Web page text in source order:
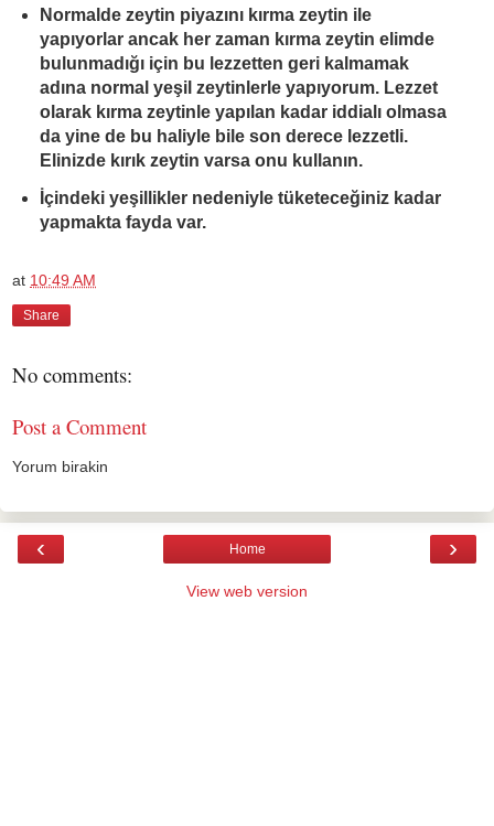
Normalde zeytin piyazını kırma zeytin ile
yapıyorlar ancak her zaman kırma zeytin elimde
bulunmadığı için bu lezzetten geri kalmamak
adına normal yeşil zeytinlerle yapıyorum. Lezzet
olarak kırma zeytinle yapılan kadar iddialı olmasa
da yine de bu haliyle bile son derece lezzetli.
Elinizde kırık zeytin varsa onu kullanın.
İçindeki yeşillikler nedeniyle tüketeceğiniz kadar
yapmakta fayda var.
at 10:49 AM
Share
No comments:
Post a Comment
Yorum birakin
‹ ›
Home
View web version